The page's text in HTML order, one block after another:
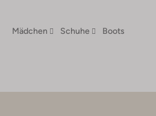
Mädchen Schuhe Boots